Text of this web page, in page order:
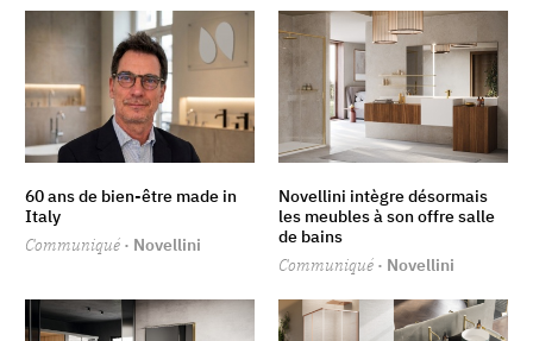
60 ans de bien-être made in
Italy
Communiqué · Novellini
Novellini intègre désormais
les meubles à son offre salle
de bains
Communiqué · Novellini